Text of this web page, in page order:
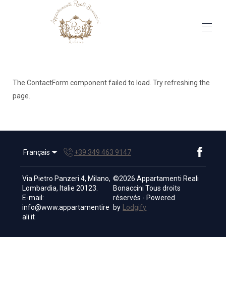
Toutes les propriétés ▾
The ContactForm component failed to load. Try refreshing the
page.
Français +39 349 463 9147
Via Pietro Panzeri 4, Milano,
Lombardia, Italie 20123
E-mail:
info@www.appartamentire
ali.it
©2026 Appartamenti Reali
Bonaccini Tous droits
réservés - Powered
by
Lodgify